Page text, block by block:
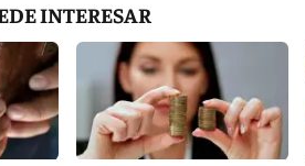
INTERESAR